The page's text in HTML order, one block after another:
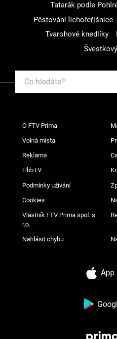
Tatarák podle
Pěstování lichořeřišnice
Tvarohové knedlíky
O FTV Prima
Volná místa
Reklama
HbbTV
Podmínky užívání
Cookies
Vlastník FTV Prima spol. s
r.o.
Nahlásit chybu
App